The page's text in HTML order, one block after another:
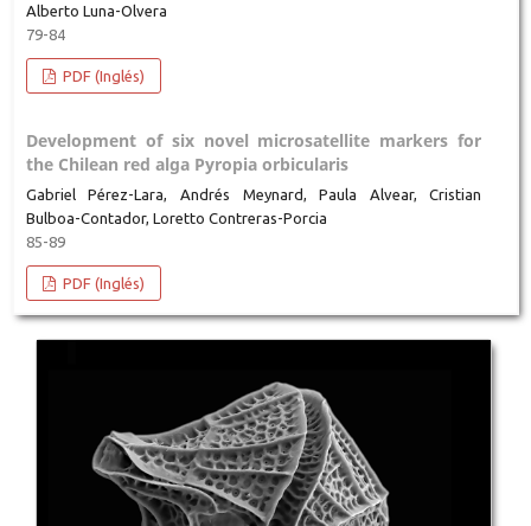
Alberto Luna-Olvera
79-84
PDF (Inglés)
Development of six novel microsatellite markers for
the Chilean red alga Pyropia orbicularis
Gabriel Pérez-Lara, Andrés Meynard, Paula Alvear, Cristian
Bulboa-Contador, Loretto Contreras-Porcia
85-89
PDF (Inglés)